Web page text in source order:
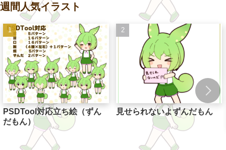
週間人気イラスト
PSDTool対応立ち絵（ずん
だもん）
見せられないよずんだもん